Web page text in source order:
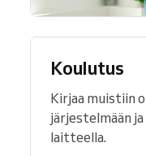
Koulutus
Kirjaa muistiin
järjestelmään
laitteella.